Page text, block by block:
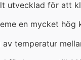
utvecklad för att
en mycket
av temperatur